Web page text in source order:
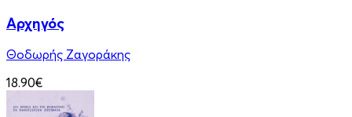
Αρχηγός
Θοδωρής Ζαγοράκης
18.90€